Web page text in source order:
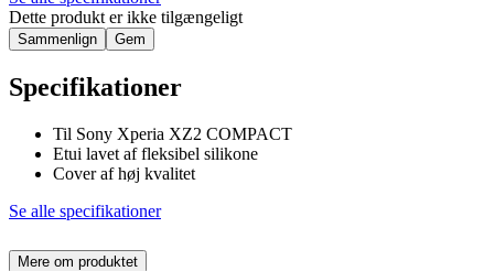
Dette produkt er ikke tilgængeligt
Sammenlign Gem
Specifikationer
Til Sony Xperia XZ2 COMPACT
Etui lavet af fleksibel silikone
Cover af høj kvalitet
Se alle specifikationer
Mere om produktet